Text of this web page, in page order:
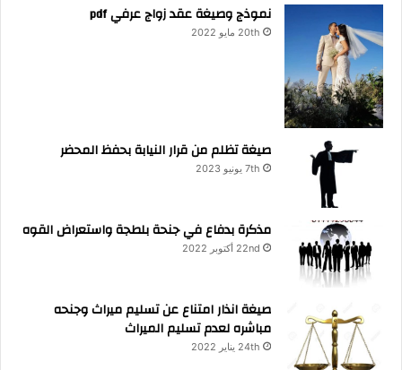
نموذج وصيغة عقد زواج عرفي pdf
20th مايو 2022
صيغة تظلم من قرار النيابة بحفظ المحضر
7th يونيو 2023
مذكرة بدفاع في جنحة بلطجة واستعراض القوه
22nd أكتوبر 2022
صيغة انذار امتناع عن تسليم ميراث وجنحه
مباشره لعدم تسليم الميراث
24th يناير 2022